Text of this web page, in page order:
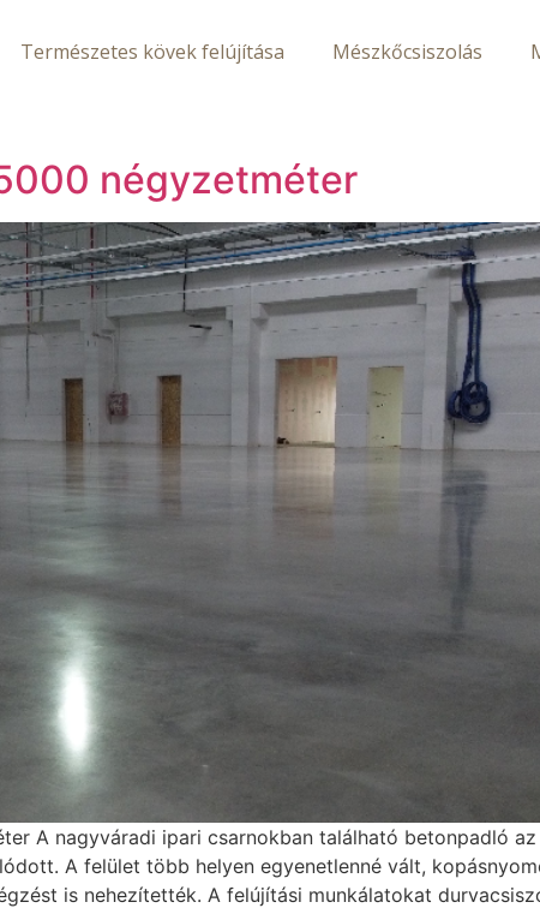
Természetes kövek felújítása Mészkőcsiszolás
négyzetméter
A nagyváradi ipari csarnokban található betonpadló
A felület több helyen egyenetlenné vált,
is nehezítették. A felújítási munkálatokat